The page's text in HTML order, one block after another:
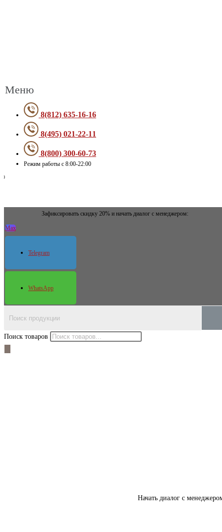
Меню
8(812) 635-16-16
8(495) 021-22-11
8(800) 300-60-73
Режим работы с 8:00-22:00
Зафиксировать скидку 20% и начать диалог с менеджером:
Max
Telegram
WhatsApp
Поиск товаров
Начать диалог с